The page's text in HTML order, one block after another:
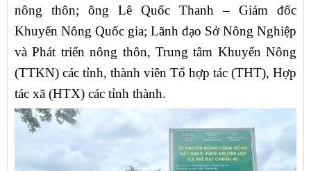
nông thôn; ông Lê Quốc Thanh – Giám đốc
Khuyến Nông Quốc gia; Lãnh đạo Sở Nông Nghiệp
và Phát triển nông thôn, Trung tâm Khuyến Nông
(TTKN) các tỉnh, thành viên Tổ hợp tác (THT), Hợp
tác xã (HTX) các tỉnh thành.